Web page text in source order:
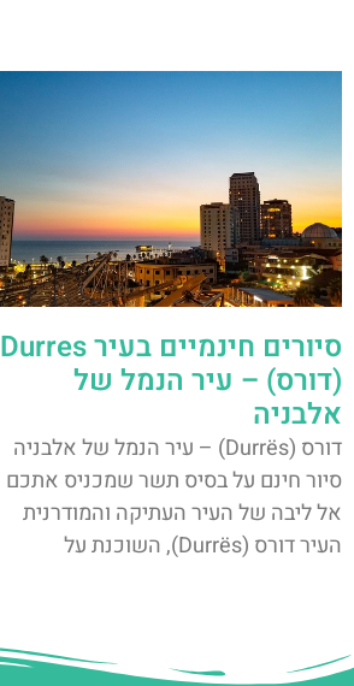
סיורים חינמיים בעיר Durres
(דורס) – עיר הנמל של
אלבניה
דורס (Durrës) – עיר הנמל של אלבניה
סיור חינם על בסיס תשר שמכניס אתכם
אל ליבה של העיר העתיקה והמודרנית
העיר דורס (Durrës), השוכנת על